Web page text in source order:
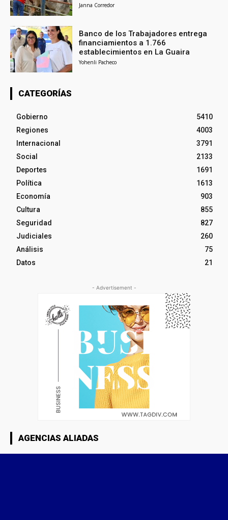
Janna Corredor
Banco de los Trabajadores entrega
financiamientos a 1.766
establecimientos en La Guaira
Yohenli Pacheco
CATEGORÍAS
Gobierno
5410
Regiones
4003
Internacional
3791
Social
2133
Deportes
1691
Política
1613
Economía
903
Cultura
855
Seguridad
827
Judiciales
260
Análisis
75
Datos
21
- Advertisement -
AGENCIAS ALIADAS